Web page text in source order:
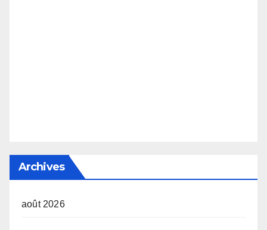
Archives
août 2026